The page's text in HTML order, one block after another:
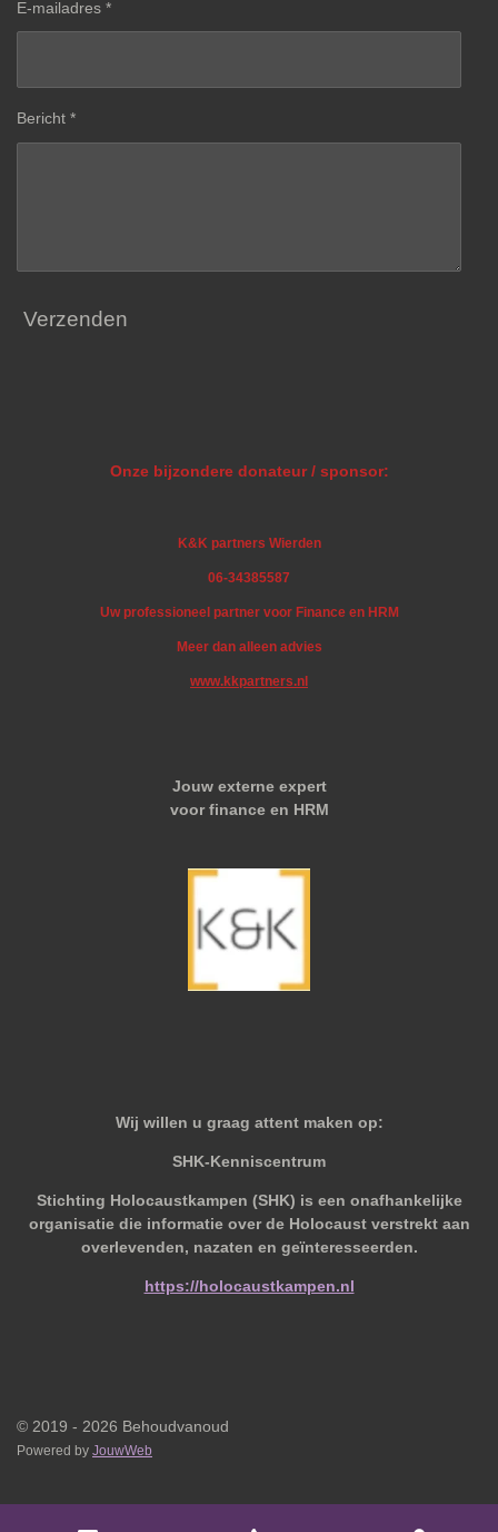
E-mailadres *
Bericht *
Verzenden
Onze bijzondere donateur / sponsor:
K&K partners Wierden
06-34385587
Uw professioneel partner voor Finance en HRM
Meer dan alleen advies
www.kkpartners.nl
Jouw externe expert
voor finance en HRM
Wij willen u graag attent maken op:
SHK-Kenniscentrum
Stichting Holocaustkampen (SHK) is een onafhankelijke
organisatie die informatie over de Holocaust verstrekt aan
overlevenden, nazaten en geïnteresseerden.
https://holocaustkampen.nl
© 2019 - 2026 Behoudvanoud
Powered by JouwWeb